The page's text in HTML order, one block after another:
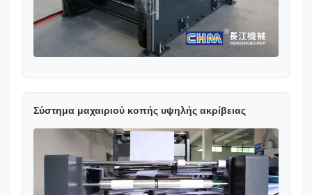
Σύστημα μαχαιριού κοπής υψηλής ακρίβειας